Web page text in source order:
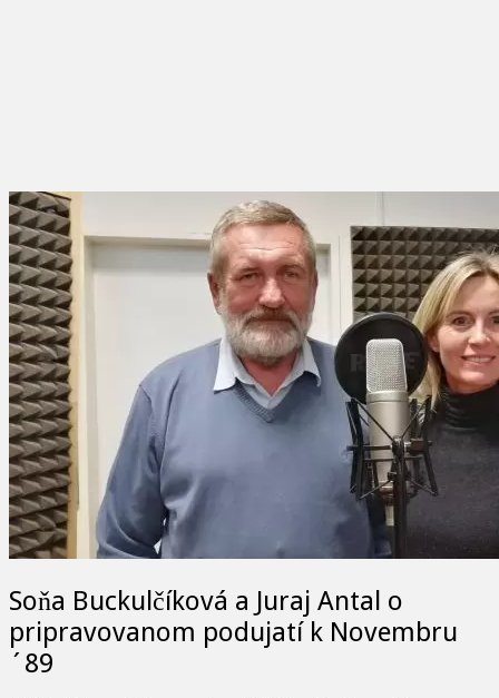
Soňa Buckulčíková a Juraj Antal o
pripravovanom podujatí k Novembru
´89